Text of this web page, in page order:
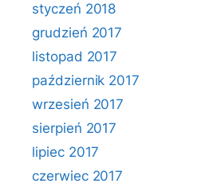
styczeń 2018
grudzień 2017
listopad 2017
październik 2017
wrzesień 2017
sierpień 2017
lipiec 2017
czerwiec 2017